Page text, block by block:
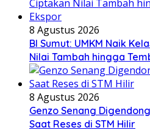
8 Agustus 2026
BI Sumut: UMKM Naik
Nilai Tambah hingga
8 Agustus 2026
Genzo Senang
Saat Reses di STM Hilir